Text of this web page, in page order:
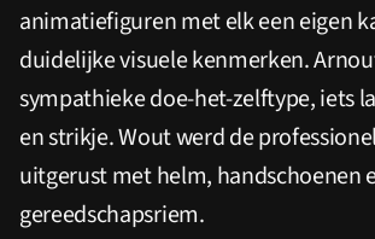
animatiefiguren met elk een eigen
duidelijke visuele kenmerken.
sympathieke doe-het-zelftype, iets
en strikje. Wout werd de
uitgerust met helm, handschoenen
gereedschapsriem.